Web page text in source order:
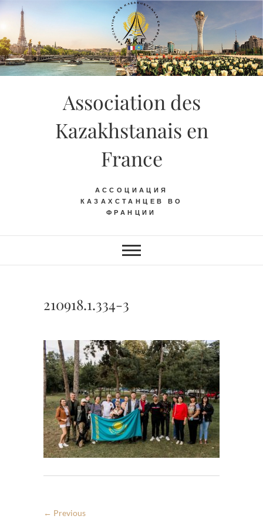
Skip
content
Association des
Kazakhstanais en
France
АССОЦИАЦИЯ
КАЗАХСТАНЦЕВ ВО
ФРАНЦИИ
210918.1.334-3
← Previous